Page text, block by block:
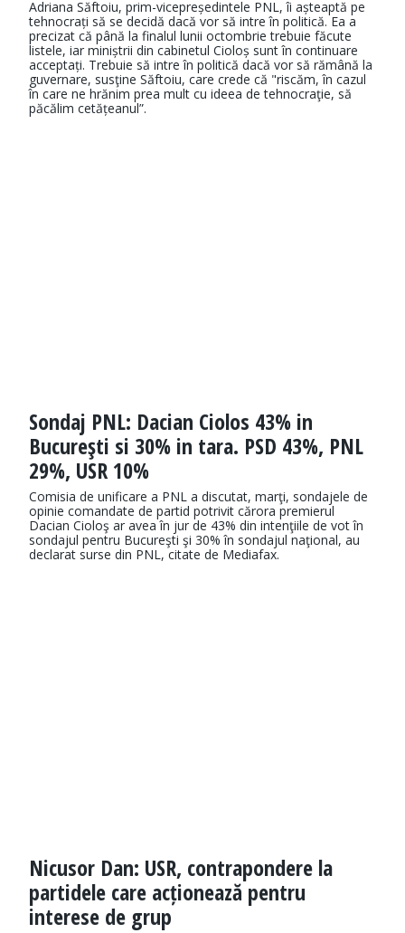
Adriana Săftoiu, prim-vicepreședintele PNL, îi așteaptă pe
tehnocrați să se decidă dacă vor să intre în politică. Ea a
precizat că până la finalul lunii octombrie trebuie făcute
listele, iar miniștrii din cabinetul Cioloș sunt în continuare
acceptați. Trebuie să intre în politică dacă vor să rămână la
guvernare, susţine Săftoiu, care crede că "riscăm, în cazul
în care ne hrănim prea mult cu ideea de tehnocraţie, să
păcălim cetățeanul”.
Sondaj PNL: Dacian Ciolos 43% in
Bucureşti si 30% in tara. PSD 43%, PNL
29%, USR 10%
Comisia de unificare a PNL a discutat, marţi, sondajele de
opinie comandate de partid potrivit cărora premierul
Dacian Cioloş ar avea în jur de 43% din intenţiile de vot în
sondajul pentru Bucureşti şi 30% în sondajul naţional, au
declarat surse din PNL, citate de Mediafax.
Nicusor Dan: USR, contrapondere la
partidele care acționează pentru
interese de grup